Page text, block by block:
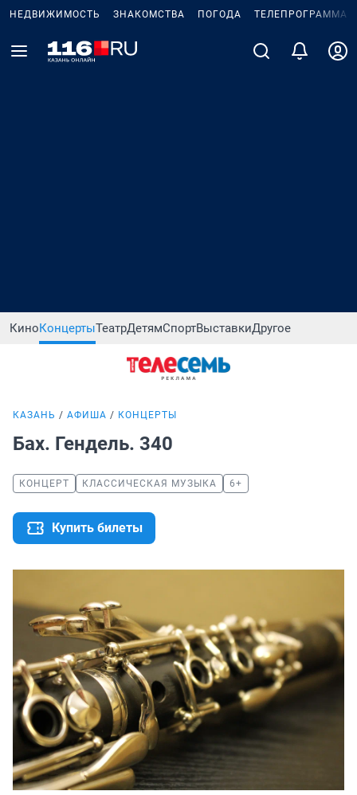
НЕДВИЖИМОСТЬ ЗНАКОМСТВА ПОГОДА ТЕЛЕПРОГРАММА
КиноКонцертыТеатрДетямСпортВыставкиДругое
КАЗАНЬ АФИША КОНЦЕРТЫ
Бах. Гендель. 340
КОНЦЕРТ КЛАССИЧЕСКАЯ МУЗЫКА 6+
Купить билеты